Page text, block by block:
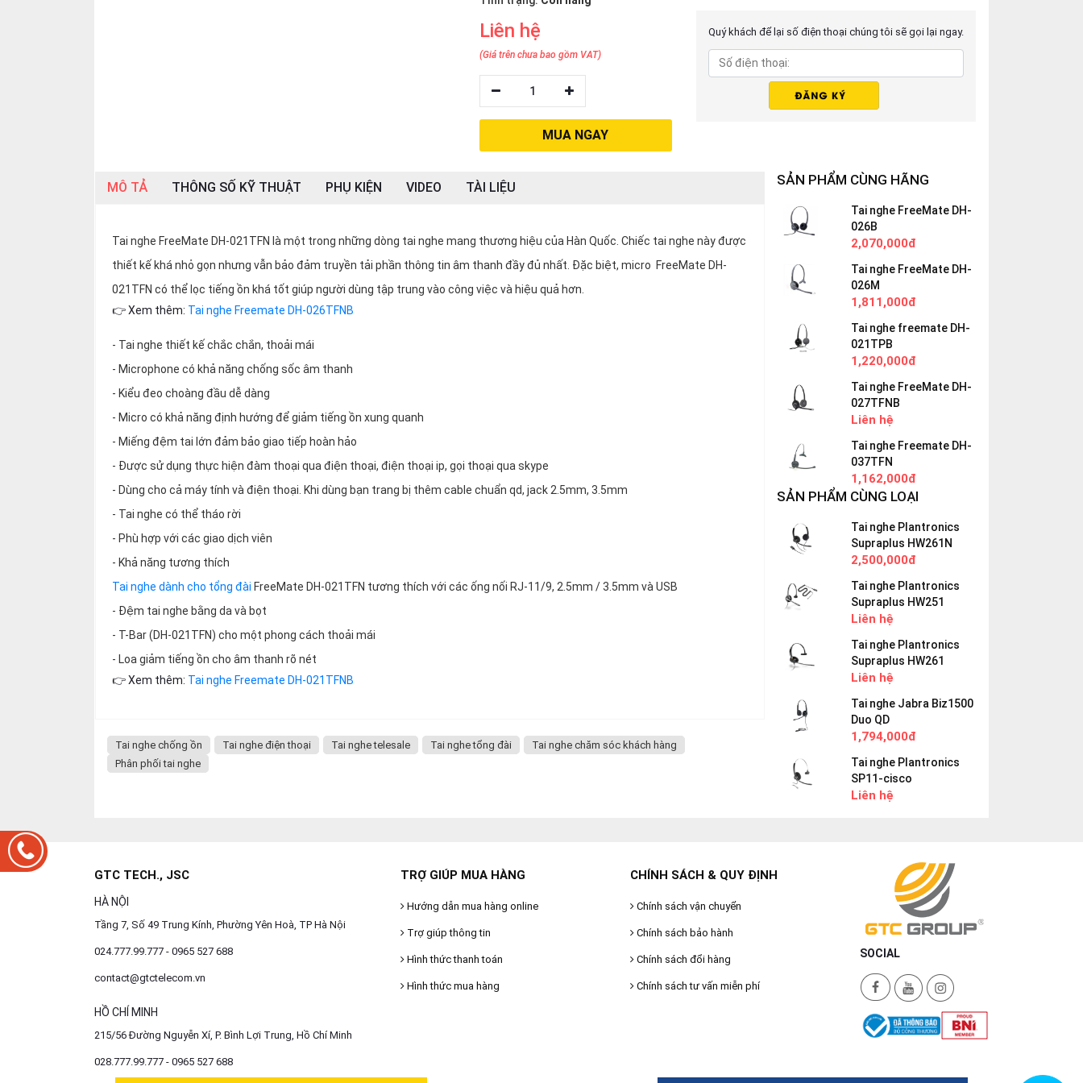
Liên hệ
(Giá trên chưa bao gồm VAT)
1
MUA NGAY
Quý khách để lại số điện thoại chúng tôi sẽ gọi lại ngay.
MÔ TẢ THÔNG SỐ KỸ THUẬT PHỤ KIỆN VIDEO TÀI LIỆU
Tai nghe FreeMate DH-021TFN là một trong những dòng tai nghe mang thương hiệu của Hàn Quốc. Chiếc tai nghe này được
thiết kế khá nhỏ gọn nhưng vẫn bảo đảm truyền tải phần thông tin âm thanh đầy đủ nhất. Đặc biệt, micro FreeMate DH-
021TFN có thể lọc tiếng ồn khá tốt giúp người dùng tập trung vào công việc và hiệu quả hơn.
👉 Xem thêm: Tai nghe Freemate DH-026TFNB
- Tai nghe thiết kế chắc chắn, thoải mái
- Microphone có khả năng chống sốc âm thanh
- Kiểu đeo choàng đầu dễ dàng
- Micro có khả năng định hướng để giảm tiếng ồn xung quanh
- Miếng đệm tai lớn đảm bảo giao tiếp hoàn hảo
- Được sử dụng thực hiện đàm thoại qua điện thoại, điện thoại ip, gọi thoại qua skype
- Dùng cho cả máy tính và điện thoại. Khi dùng bạn trang bị thêm cable chuẩn qd, jack 2.5mm, 3.5mm
- Tai nghe có thể tháo rời
- Phù hợp với các giao dịch viên
- Khả năng tương thích
Tai nghe dành cho tổng đài FreeMate DH-021TFN tương thích với các ống nối RJ-11/9, 2.5mm / 3.5mm và USB
- Đệm tai nghe bằng da và bọt
- T-Bar (DH-021TFN) cho một phong cách thoải mái
- Loa giảm tiếng ồn cho âm thanh rõ nét
👉 Xem thêm: Tai nghe Freemate DH-021TFNB
Tai nghe chống ồn Tai nghe điện thoại Tai nghe telesale Tai nghe tổng đài
Tai nghe chăm sóc khách hàng
Phân phối tai nghe
SẢN PHẨM CÙNG HÃNG
Tai nghe FreeMate DH-
026B
2,070,000đ
Tai nghe FreeMate DH-
026M
1,811,000đ
Tai nghe freemate DH-
021TPB
1,220,000đ
Tai nghe FreeMate DH-
027TFNB
Liên hệ
Tai nghe Freemate DH-
037TFN
1,162,000đ
SẢN PHẨM CÙNG LOẠI
Tai nghe Plantronics
Supraplus HW261N
2,500,000đ
Tai nghe Plantronics
Supraplus HW251
Liên hệ
Tai nghe Plantronics
Supraplus HW261
Liên hệ
Tai nghe Jabra Biz1500
Duo QD
1,794,000đ
Tai nghe Plantronics
SP11-cisco
Liên hệ
GTC TECH., JSC
HÀ NỘI
Tầng 7, Số 49 Trung Kính, Phường Yên Hoà, TP Hà Nội
024.777.99.777 - 0965 527 688
contact@gtctelecom.vn
HỒ CHÍ MINH
215/56 Đường Nguyễn Xí, P. Bình Lợi Trung, Hồ Chí Minh
028.777.99.777 - 0965 527 688
TRỢ GIÚP MUA HÀNG
Hướng dẫn mua hàng online
Trợ giúp thông tin
Hình thức thanh toán
Hình thức mua hàng
CHÍNH SÁCH & QUY ĐỊNH
Chính sách vận chuyển
Chính sách bảo hành
Chính sách đổi hàng
Chính sách tư vấn miễn phí
SOCIAL